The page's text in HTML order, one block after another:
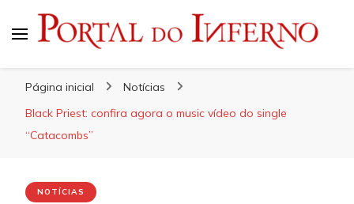
Página inicial
Notícias
Black Priest: confira agora o music vídeo do single
“Catacombs”
NOTÍCIAS